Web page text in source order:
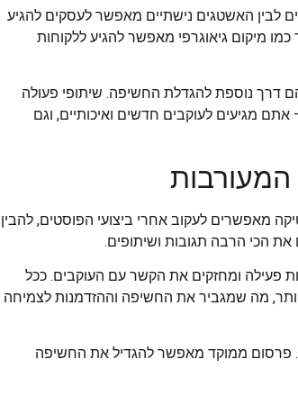
לבין האשטגים נישתיים מאפשר לעסקים להגיע
כמו מיקום גיאוגרפי מאפשר להגיע ללקוחות
דרך נוספת להגדלת החשיפה. שיתופי פעולה
אתם מגיעים לעוקבים חדשים ואיכותיים, וגם
המעורבות
מאפשרים לעקוב אחרי ביצועי הפוסטים, להבין
את הכי הרבה תגובות ושיתופים.
פעילה ומחזקים את הקשר עם העוקבים. ככל
מה שמגביר את החשיפה וההזדמנות לצמיחה
פרסום ממוקד מאפשר להגדיל את החשיפה